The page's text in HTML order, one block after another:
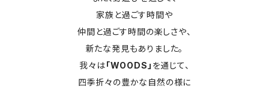
家族と過ごす時間や
仲間と過ごす時間の楽しさや、
新たな発見もありました。
我々は「WOODS」 を通じて、
四季折々の豊かな自然の様に